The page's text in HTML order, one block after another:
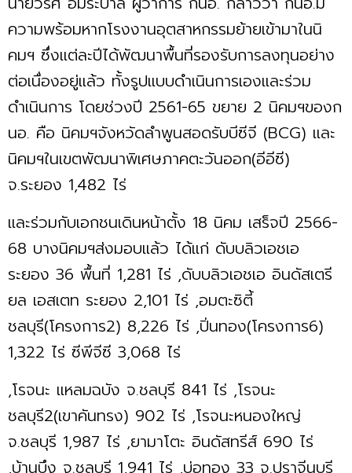
ความพร้อมหากโรงงานอุตสาหกรรมย้ายเข้ามาในนิ
คมฯ ซึ่งแต่ละปีได้พัฒนาพื้นที่รองรับการลงทุนอย่าง
ต่อเนื่องอยู่แล้ว ทั้งรูปแบบดำเนินการเองและร่วม
ดำเนินการ โดยช่วงปี 2561-65 ขยาย 2 นิคมฯของก
นอ. คือ นิคมฯจังหวัดลำพูนสอดรับบีซีจี (BCG) และ
นิคมฯในเขตพัฒนาพิเศษภาคตะวันออก(อีอีซี)
จ.ระยอง 1,482 ไร่
และร่วมกับเอกชนเดินหน้าตั้ง 18 นิคม เสร็จปี 2566-
68 บางนิคมฯส่งมอบแล้ว ได้แก่ ดับบลิวเอชเอ
ระยอง 36 พื้นที่ 1,281 ไร่ ,ดับบลิวเอชเอ อินดัสเตรี
ยล เอสเตท ระยอง 2,101 ไร่ ,อมตะซิตี้
ชลบุรี(โครงการ2) 8,226 ไร่ ,ปิ่นทอง(โครงการ6)
1,322 ไร่ ซีพีจีซี 3,068 ไร่
,โรจนะ แหลมฉบัง จ.ชลบุรี 841 ไร่ ,โรจนะ
ชลบุรี2(เขาคันทรง) 902 ไร่ ,โรจนะหนองใหญ่
จ.ชลบุรี 1,987 ไร่ ,ยามาโตะ อินดัสทรีส์ 690 ไร่
,บ้านบึง จ.ชลบุรี 1,941 ไร่ ,บ่อทอง 33 จ.ปราจีนบุรี